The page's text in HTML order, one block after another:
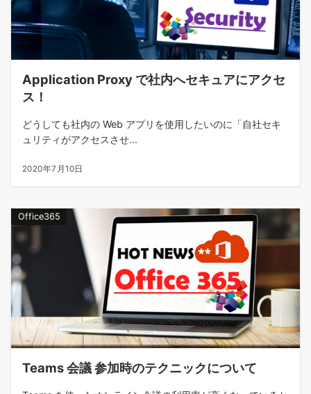
Application Proxy で社内へセキュアにアクセ
ス！
どうしても社内の Web アプリを使用したいのに「自社セキ
ュリティがアクセスさせ...
2020年7月10日
Office365
Teams 会議 参加時のテクニックについて